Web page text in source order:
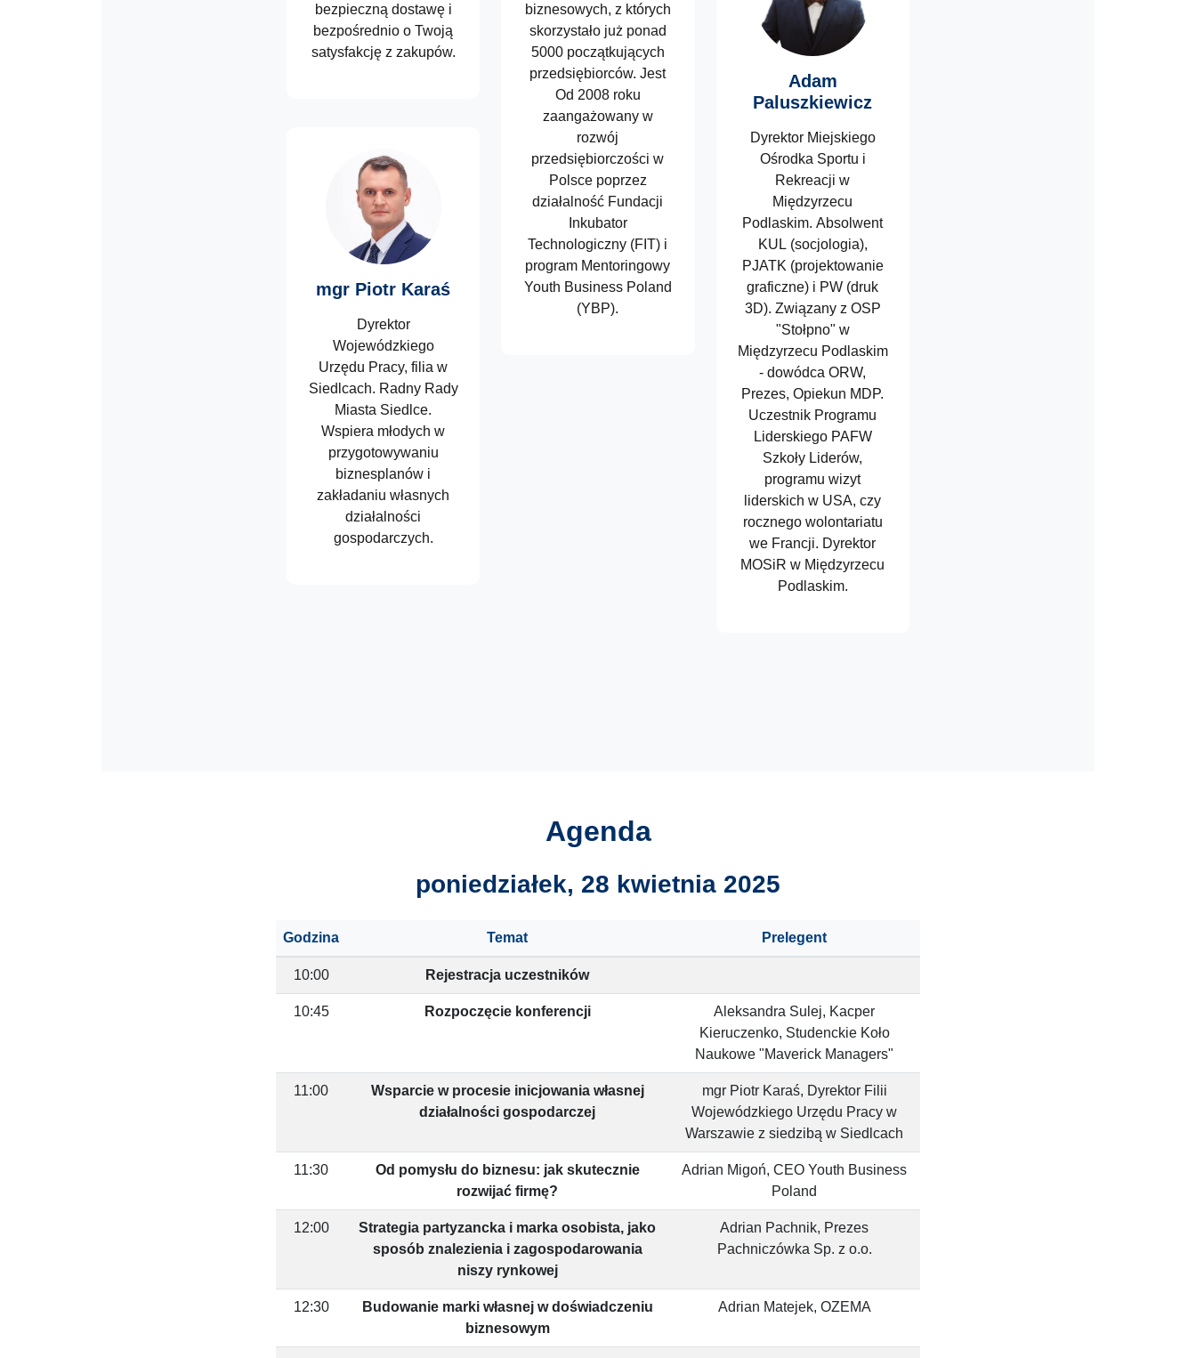
bezpieczną dostawę i
bezpośrednio o Twoją
satysfakcję z zakupów.
mgr Piotr Karaś
Dyrektor
Wojewódzkiego
Urzędu Pracy, filia w
Siedlcach. Radny Rady
Miasta Siedlce.
Wspiera młodych w
przygotowywaniu
biznesplanów i
zakładaniu własnych
działalności
gospodarczych.
biznesowych, z których
skorzystało już ponad
5000 początkujących
przedsiębiorców. Jest
Od 2008 roku
zaangażowany w
rozwój
przedsiębiorczości w
Polsce poprzez
działalność Fundacji
Inkubator
Technologiczny (FIT) i
program Mentoringowy
Youth Business Poland
(YBP).
Adam
Paluszkiewicz
Dyrektor Miejskiego
Ośrodka Sportu i
Rekreacji w
Międzyrzecu
Podlaskim. Absolwent
KUL (socjologia),
PJATK (projektowanie
graficzne) i PW (druk
3D). Związany z OSP
"Stołpno" w
Międzyrzecu Podlaskim
- dowódca ORW,
Prezes, Opiekun MDP.
Uczestnik Programu
Liderskiego PAFW
Szkoły Liderów,
programu wizyt
liderskich w USA, czy
rocznego wolontariatu
we Francji. Dyrektor
MOSiR w Międzyrzecu
Podlaskim.
Agenda
poniedziałek, 28 kwietnia 2025
Godzina Temat Prelegent
10:00 Rejestracja uczestników
10:45 Rozpoczęcie konferencji
Aleksandra Sulej, Kacper
Kieruczenko, Studenckie Koło
Naukowe "Maverick Managers"
11:00
Wsparcie w procesie inicjowania własnej
działalności gospodarczej
mgr Piotr Karaś, Dyrektor Filii
Wojewódzkiego Urzędu Pracy w
Warszawie z siedzibą w Siedlcach
11:30
Od pomysłu do biznesu: jak skutecznie
rozwijać firmę?
Adrian Migoń, CEO Youth Business
Poland
12:00
Strategia partyzancka i marka osobista, jako
sposób znalezienia i zagospodarowania
niszy rynkowej
Adrian Pachnik, Prezes
Pachniczówka Sp. z o.o.
12:30
Budowanie marki własnej w doświadczeniu
biznesowym
Adrian Matejek, OZEMA